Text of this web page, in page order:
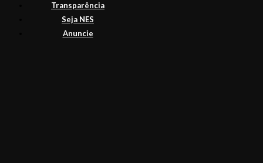
Transparência
Seja NES
Anuncie